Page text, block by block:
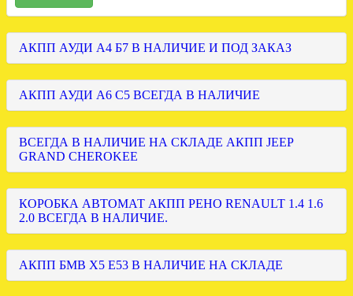
АКПП АУДИ А4 Б7 В НАЛИЧИЕ И ПОД ЗАКАЗ
АКПП АУДИ А6 С5 ВСЕГДА В НАЛИЧИЕ
ВСЕГДА В НАЛИЧИЕ НА СКЛАДЕ АКПП JEEP
GRAND CHEROKEE
КОРОБКА АВТОМАТ АКПП РЕНО RENAULT 1.4 1.6
2.0 ВСЕГДА В НАЛИЧИЕ.
АКПП БМВ Х5 Е53 В НАЛИЧИЕ НА СКЛАДЕ